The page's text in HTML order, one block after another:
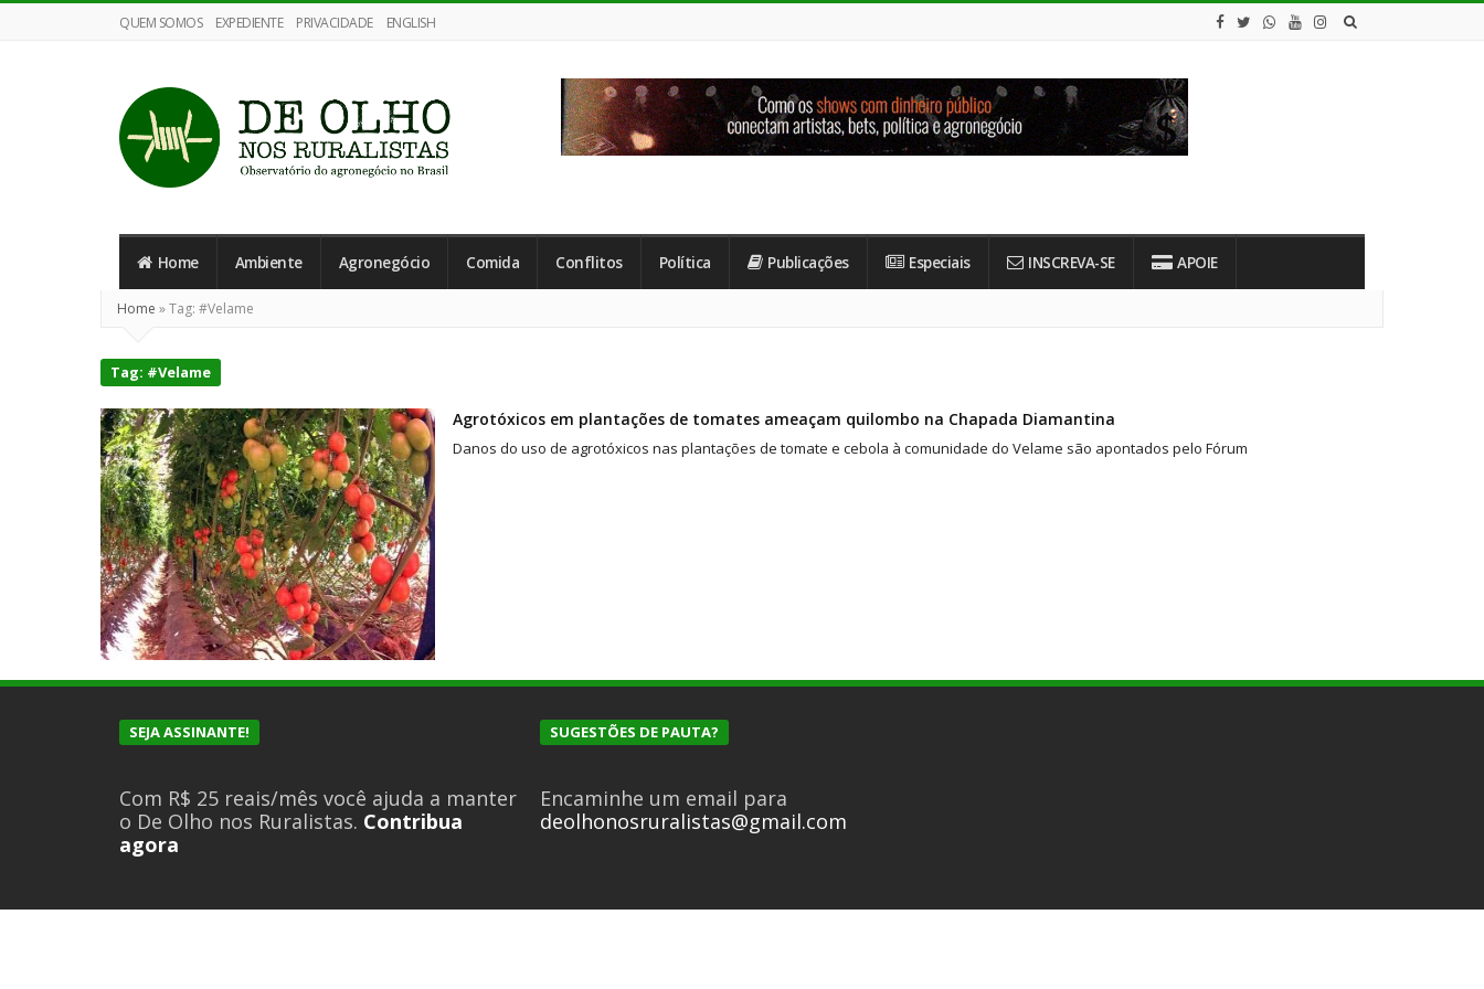
QUEM SOMOS EXPEDIENTE PRIVACIDADE ENGLISH
Olho
nos
Ruralistas
Home Ambiente Agronegócio Comida Conflitos Política Publicações Especiais INSCREVA-SE APOIE
Home »Tag: #Velame
Tag: #Velame
Agrotóxicos em plantações de tomates ameaçam quilombo na Chapada Diamantina
Danos do uso de agrotóxicos nas plantações de tomate e cebola à comunidade do Velame são apontados pelo Fórum
SEJA ASSINANTE!
Com R$ 25 reais/mês você ajuda a manter
o De Olho nos Ruralistas. Contribua
agora
SUGESTÕES DE PAUTA?
Encaminhe um email para
deolhonosruralistas@gmail.com